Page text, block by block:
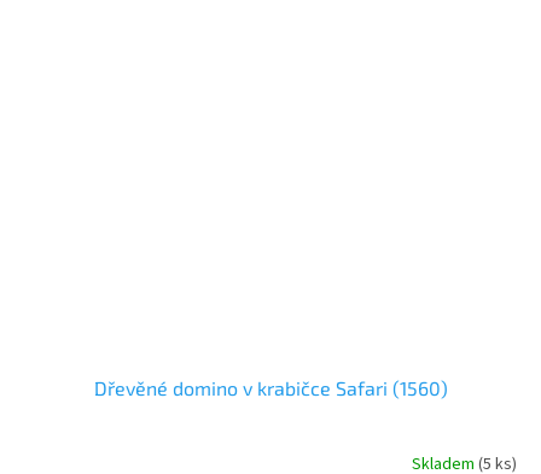
Dřevěné domino v krabičce Safari (1560)
Skladem (5 ks)